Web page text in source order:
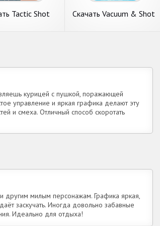
1. Размер
Satoshi Hero™. Системные
подробнее
Tactic Shot
экшен. Tactic
1. Объем
памяти
-
Скачать Vacuum & Shot
категории экшен. Vacuum &
требования. 1. Объем
свободной памяти
подробнее
курицей с пушкой, поражающей
управление и яркая графика делают эту
и смеха. Отличный способ скоротать
другим милым персонажам. Графика яркая,
заскучать. Иногда довольно забавные
Идеально для отдыха!